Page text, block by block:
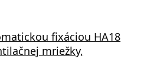
fixáciou HA18
mriežky,